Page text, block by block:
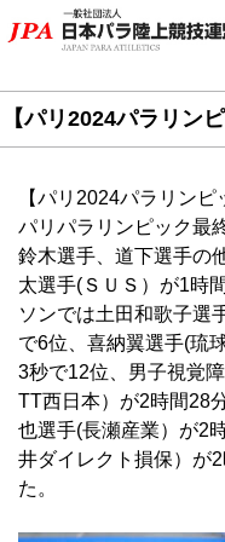
【パリ2024パラリン
【パリ2024パラリン
パリパラリンピック最
鈴木選手、道下選手の
太選手(ＳＵＳ）が1時
ソンでは土田和歌子選
で6位、喜納翼選手(琉
3秒で12位、男子視覚
TT西日本）が2時間28
也選手(長瀬産業）が2
井ダイレクト損保）が
た。